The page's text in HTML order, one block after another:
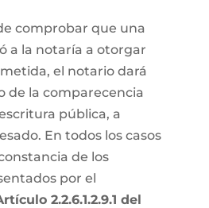
comprobar que una
a la notaría a otorgar
el notario dará
de la comparecencia
pública, a
En todos los casos
de los
por el
2.2.6.1.2.9.1 del